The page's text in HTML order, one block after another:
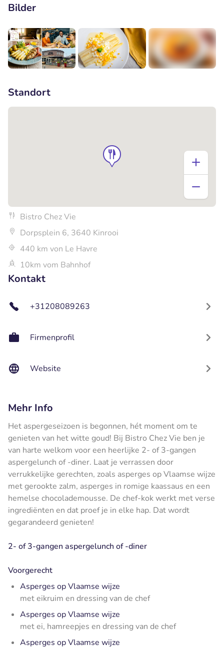
Bilder
Standort
Bistro Chez Vie
Dorpsplein 6, 3640 Kinrooi
440 km von Le Havre
10km vom Bahnhof
Kontakt
+31208089263
Firmenprofil
Website
Mehr Info
Het aspergeseizoen is begonnen, hét moment om te
genieten van het witte goud! Bij Bistro Chez Vie ben je
van harte welkom voor een heerlijke 2- of 3-gangen
aspergelunch of -diner. Laat je verrassen door
verrukkelijke gerechten, zoals asperges op Vlaamse wijze
met gerookte zalm, asperges in romige kaassaus en een
hemelse chocolademousse. De chef-kok werkt met verse
ingrediënten en dat proef je in elke hap. Dat wordt
gegarandeerd genieten!
2- of 3-gangen aspergelunch of -diner
Voorgerecht
Asperges op Vlaamse wijze
met eikruim en dressing van de chef
Asperges op Vlaamse wijze
met ei, hamreepjes en dressing van de chef
Asperges op Vlaamse wijze